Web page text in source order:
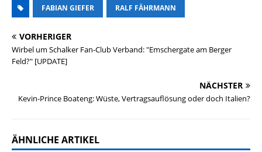
FABIAN GIEFER RALF FÄHRMANN
VORHERIGER
Wirbel um Schalker Fan-Club Verband: "Emschergate am Berger
Feld?" [UPDATE]
NÄCHSTER
Kevin-Prince Boateng: Wüste, Vertragsauflösung oder doch Italien?
ÄHNLICHE ARTIKEL